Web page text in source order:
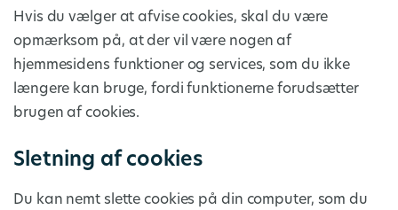
Hvis du vælger at afvise cookies, skal du være
opmærksom på, at der vil være nogen af
hjemmesidens funktioner og services, som du ikke
længere kan bruge, fordi funktionerne forudsætter
brugen af cookies.
Sletning af cookies
Du kan nemt slette cookies på din computer, som du